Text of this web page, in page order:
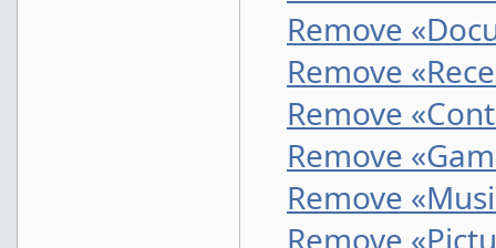
Remove
Remove
Remove
Remove
Remove
Remove